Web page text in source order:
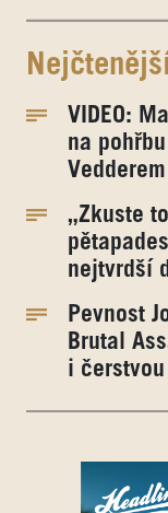
VIDEO:
na
„Zkuste
nejtvrdší
Pevnost
Brutal
i